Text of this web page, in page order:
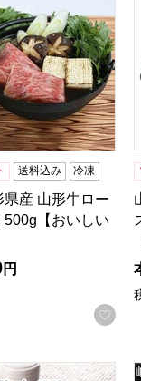
る
送料込み 冷凍
県産 山形牛ロー
500g【おいしい
円
お
ル】【おいしいお
牛焼肉の宴セット